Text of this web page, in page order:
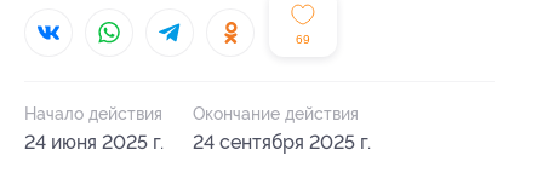
69
Начало действия
24 июня 2025 г.
Окончание действия
24 сентября 2025 г.